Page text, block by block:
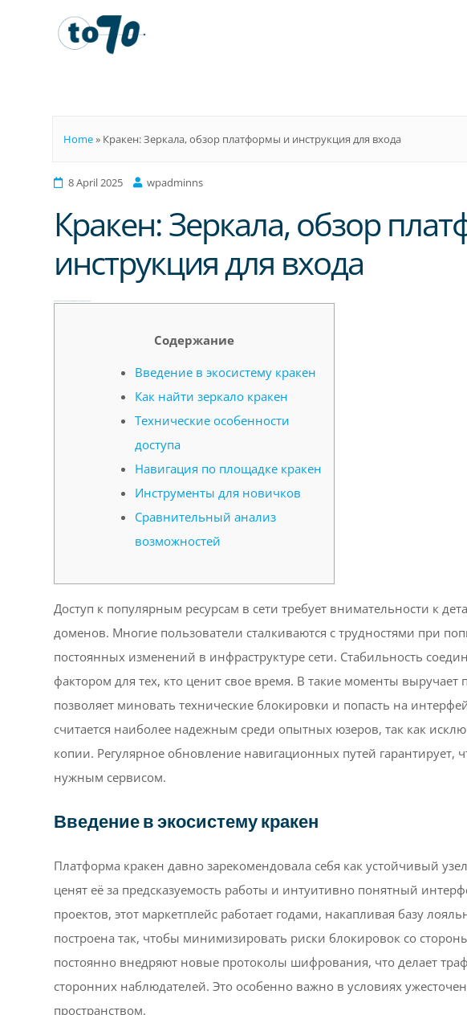
Home» Кракен: Зеркала, обзор платформы и инструкция для входа
8 April 2025 wpadminns
Кракен: Зеркала, обзор
инструкция для входа
Содержание
Введение в экосистему кракен
Как найти зеркало кракен
Технические особенности
доступа
Навигация по площадке кракен
Инструменты для новичков
Сравнительный анализ
возможностей
Доступ к популярным ресурсам в сети требует внимательности к
доменов. Многие пользователи сталкиваются с трудностями при
постоянных изменений в инфраструктуре сети. Стабильность
фактором для тех, кто ценит свое время. В такие моменты выручает
позволяет миновать технические блокировки и попасть на
считается наиболее надежным среди опытных юзеров, так как
копии. Регулярное обновление навигационных путей гарантирует,
нужным сервисом.
Введение в экосистему кракен
Платформа кракен давно зарекомендовала себя как устойчивый
ценят её за предсказуемость работы и интуитивно понятный
проектов, этот маркетплейс работает годами, накапливая базу
построена так, чтобы минимизировать риски блокировок со
постоянно внедряют новые протоколы шифрования, что делает
сторонних наблюдателей. Это особенно важно в условиях
пространством.